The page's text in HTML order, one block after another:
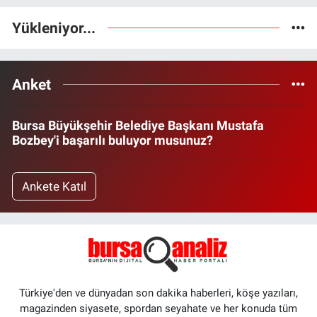
Yükleniyor...
Anket
Bursa Büyükşehir Belediye Başkanı Mustafa
Bozbey'i başarılı buluyor musunuz?
Ankete Katıl
Türkiye'den ve dünyadan son dakika haberleri, köşe yazıları,
magazinden siyasete, spordan seyahate ve her konuda tüm